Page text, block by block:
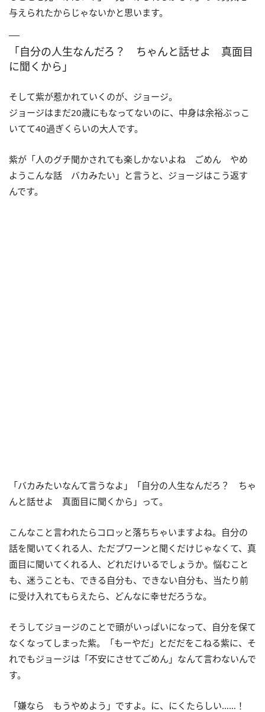
与えられたからじゃないかと思います。
「自分の人生なんだろ？ ちゃんと話せよ 真面目
に聞くから」
そして紫が惹かれていくのが、ジョージ。
ジョージはまだ20歳にもなってないのに、中身は余裕ぶっこ
いてて40過ぎくらいの大人です。
紫が「人のグチ聞かされても楽しかないよね ごめん やめ
ようこんな話 バカみたい」と言うと、ジョージはこう返す
んです。
「バカみたいなんて言うなよ」「自分の人生なんだろ？ ちゃ
んと話せよ 真面目に聞くから」って。
こんなこと言われたらコロッと落ちちゃいますよね。自分の
話を聞いてくれる人、ただプワーンと聞くだけじゃなくて、真
面目に聞いてくれる人、どれだけいるでしょうか。悩むこと
も、迷うことも、できる自分も、できない自分も、当たり前
に受け入れてもらえたら、どんなに幸せだろうな。
そうしてジョージのことで頭がいっぱいになって、自分を保て
なくなってしまった紫。「もーやだ」とだだをこねる紫に、そ
れでもジョージは「不安にさせてごめん」なんて言わないんで
す。
「嫌なら もうやめよう」ですよ。に、にくたらしい……！